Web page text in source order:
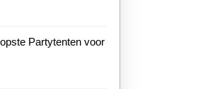
Partytenten voor